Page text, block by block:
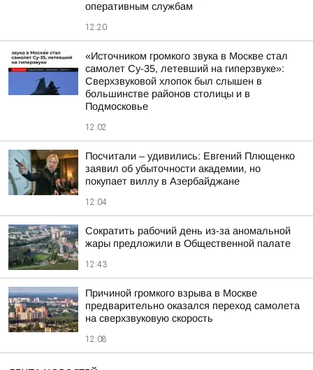
оперативным службам
12:20
«Источником громкого звука в Москве стал
самолет Су-35, летевший на гиперзвуке»:
Сверхзвуковой хлопок был слышен в
большинстве районов столицы и в
Подмосковье
12:02
Посчитали – удивились: Евгений Плющенко
заявил об убыточности академии, но
покупает виллу в Азербайджане
12:04
Сократить рабочий день из-за аномальной
жары предложили в Общественной палате
12:43
Причиной громкого взрыва в Москве
предварительно оказался переход самолета
на сверхзвуковую скорость
12:08